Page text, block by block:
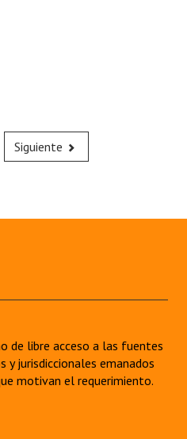
Siguiente
de libre acceso a las fuentes
jurisdiccionales emanados
motivan el requerimiento.